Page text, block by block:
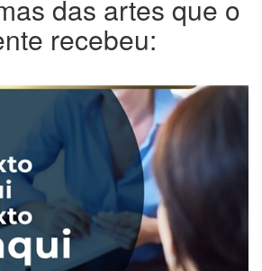
das artes que o
recebeu: